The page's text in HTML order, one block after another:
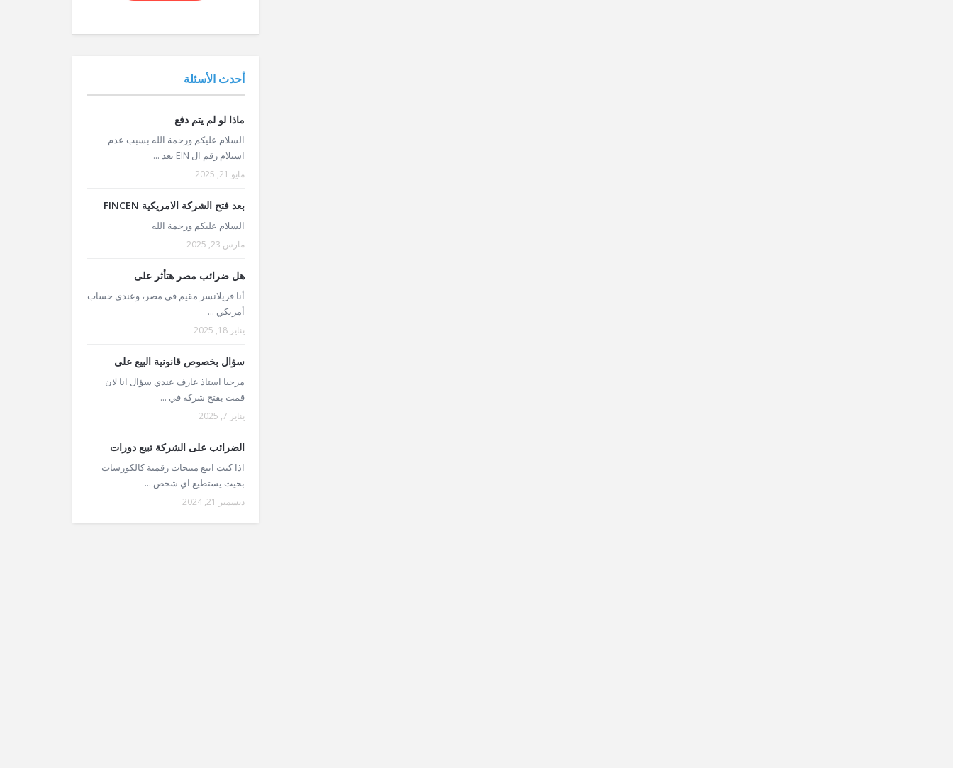
أحدث الأسئلة
ماذا لو لم يتم دفع
السلام عليكم ورحمة الله بسبب عدم
استلام رقم ال EIN بعد ...
مايو 21, 2025
بعد فتح الشركة الامريكية FINCEN
السلام عليكم ورحمة الله
مارس 23, 2025
هل ضرائب مصر هتأثر على
أنا فريلانسر مقيم في مصر، وعندي حساب
أمريكي ...
يناير 18, 2025
سؤال بخصوص قانونية البيع على
مرحبا استاذ عارف عندي سؤال انا لان
قمت بفتح شركة في ...
يناير 7, 2025
الضرائب على الشركة تبيع دورات
اذا كنت ابيع منتجات رقمية كالكورسات
بحيث يستطيع اي شخص ...
ديسمبر 21, 2024